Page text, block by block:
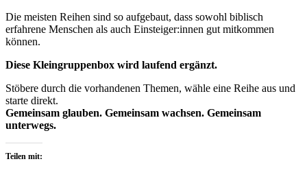
Die meisten Reihen sind so aufgebaut, dass sowohl biblisch
erfahrene Menschen als auch Einsteiger:innen gut mitkommen
können.
Diese Kleingruppenbox wird laufend ergänzt.
Stöbere durch die vorhandenen Themen, wähle eine Reihe aus und
starte direkt.
Gemeinsam glauben. Gemeinsam wachsen. Gemeinsam
unterwegs.
Teilen mit: